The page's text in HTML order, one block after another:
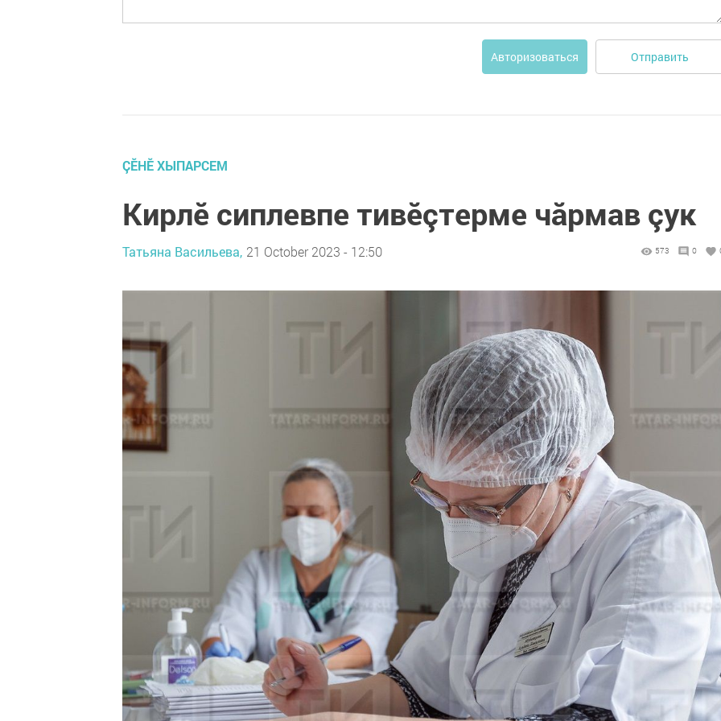
Авторизоваться Отправить
ÇӖНӖ ХЫПАРСЕМ
Кирлӗ сиплевпе тивӗçтерме чăрмав çук
Татьяна Васильева, 21 October 2023 - 12:50 573 0